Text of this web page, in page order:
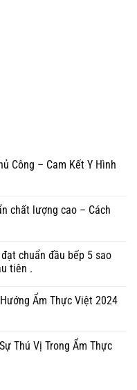
Công – Cam Kết Y Hình
chất lượng cao – Cách
chuẩn đầu bếp 5 sao
tiên .
Ẩm Thực Việt 2024
Thú Vị Trong Ẩm Thực